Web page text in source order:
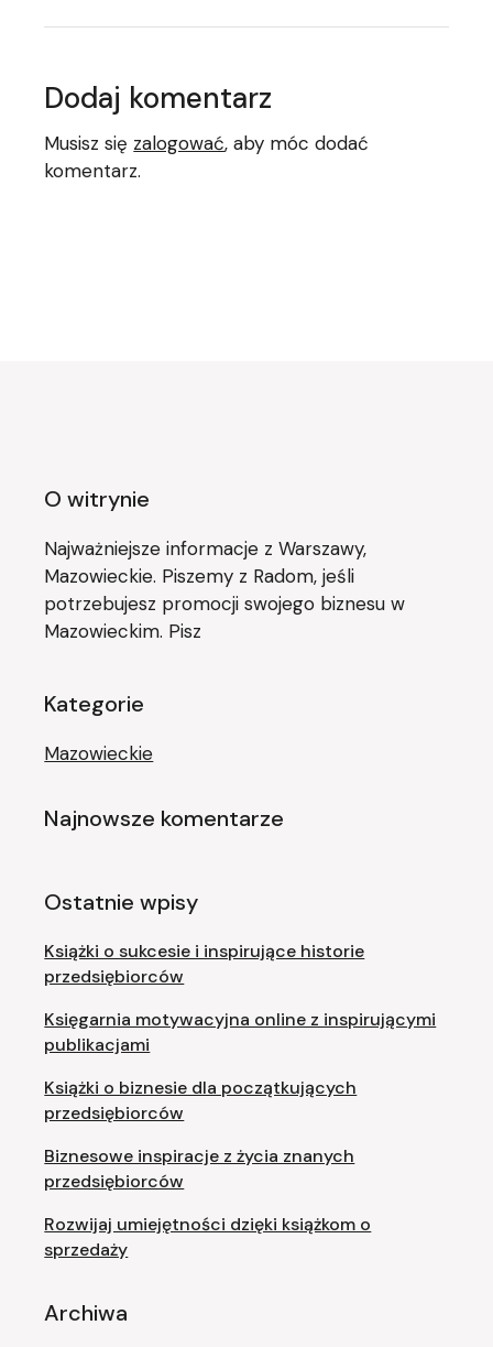
Dodaj komentarz
Musisz się zalogować, aby móc dodać
komentarz.
O witrynie
Najważniejsze informacje z Warszawy,
Mazowieckie. Piszemy z Radom, jeśli
potrzebujesz promocji swojego biznesu w
Mazowieckim. Pisz
Kategorie
Mazowieckie
Najnowsze komentarze
Ostatnie wpisy
Książki o sukcesie i inspirujące historie
przedsiębiorców
Księgarnia motywacyjna online z inspirującymi
publikacjami
Książki o biznesie dla początkujących
przedsiębiorców
Biznesowe inspiracje z życia znanych
przedsiębiorców
Rozwijaj umiejętności dzięki książkom o
sprzedaży
Archiwa